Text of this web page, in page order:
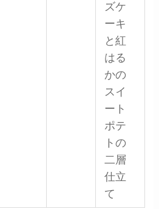
ズケ
ーキ
と紅
はる
かの
スイ
ート
ポテ
トの
二層
仕立
て